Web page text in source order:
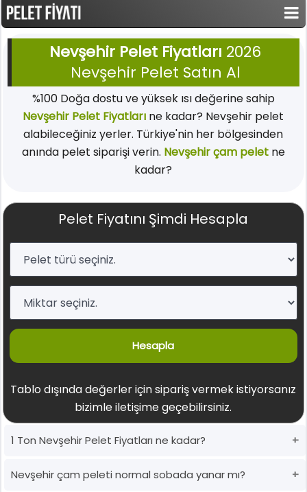
Nevşehir Pelet Fiyatları 2026
Nevşehir Pelet Satın Al
%100 Doğa dostu ve yüksek ısı değerine sahip
Nevşehir Pelet Fiyatları ne kadar? Nevşehir pelet
alabileceğiniz yerler. Türkiye'nin her bölgesinden
anında pelet siparişi verin. Nevşehir çam peletne
kadar?
Pelet Fiyatını Şimdi Hesapla
Hesapla
Tablo dışında değerler için sipariş vermek istiyorsanız
bizimle iletişime geçebilirsiniz.
1 Ton Nevşehir Pelet Fiyatları ne kadar?
Nevşehir çam peleti normal sobada yanar mı?